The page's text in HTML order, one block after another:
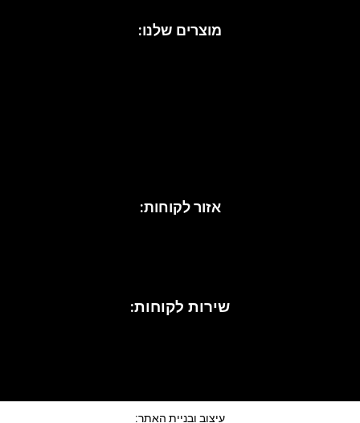
מוצרים שלנו:
אזור לקוחות:
שירות לקוחות:
עיצוב ובניית האתר: